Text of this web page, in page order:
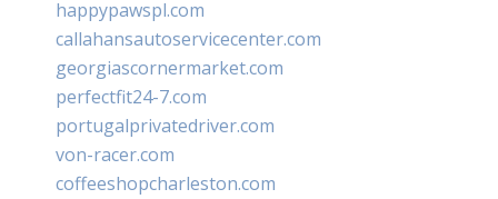
happypawspl.com
callahansautoservicecenter.com
georgiascornermarket.com
perfectfit24-7.com
portugalprivatedriver.com
von-racer.com
coffeeshopcharleston.com